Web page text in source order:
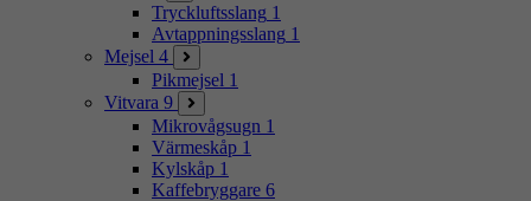
Tryckluftsslang 1
Avtappningsslang 1
Mejsel 4
Pikmejsel 1
Vitvara 9
Mikrovågsugn 1
Värmeskåp 1
Kylskåp 1
Kaffebryggare 6